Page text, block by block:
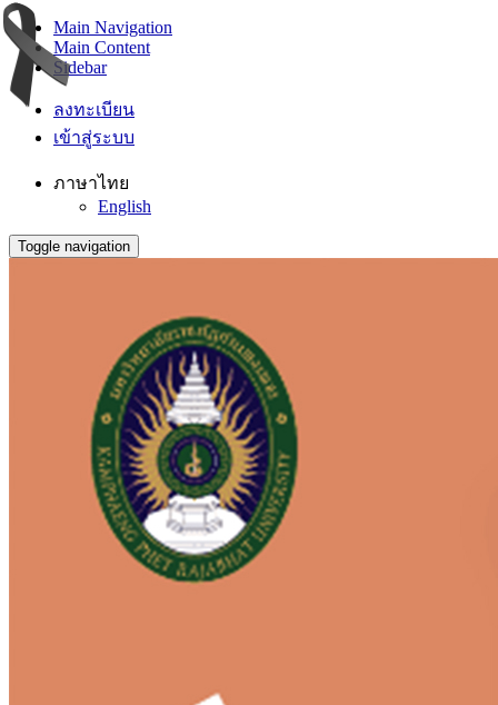
Main Navigation
Main Content
Sidebar
ลงทะเบียน
เข้าสู่ระบบ
ภาษาไทย
English
Toggle navigation